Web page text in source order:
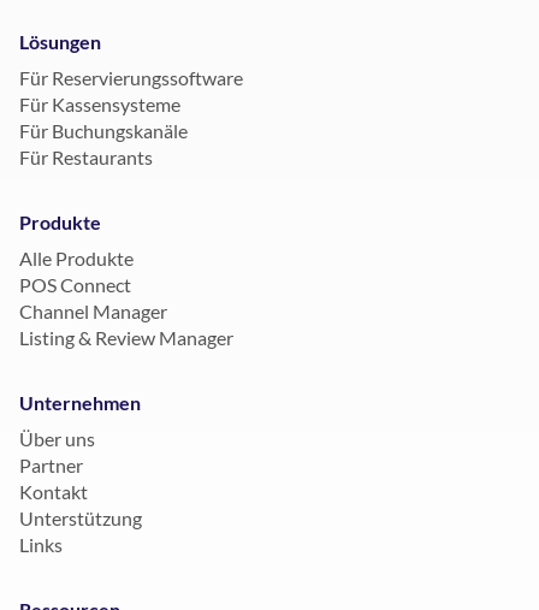
Lösungen
Für Reservierungssoftware
Für Kassensysteme
Für Buchungskanäle
Für Restaurants
Produkte
Alle Produkte
POS Connect
Channel Manager
Listing & Review Manager
Unternehmen
Über uns
Partner
Kontakt
Unterstützung
Links